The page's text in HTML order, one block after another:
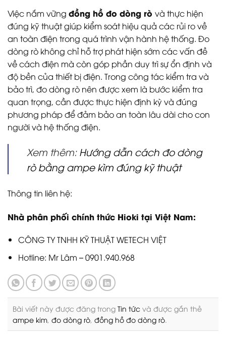
Việc nắm vững đồng hồ đo dòng rò và thực hiện
đúng kỹ thuật giúp kiểm soát hiệu quả các rủi ro về
an toàn điện trong quá trình vận hành hệ thống. Đo
dòng rò không chỉ hỗ trợ phát hiện sớm các vấn đề
về cách điện mà còn góp phần duy trì sự ổn định và
độ bền của thiết bị điện. Trong công tác kiểm tra và
bảo trì, đo dòng rò nên được xem là bước kiểm tra
quan trọng, cần được thực hiện định kỳ và đúng
phương pháp để đảm bảo an toàn lâu dài cho con
người và hệ thống điện.
Xem thêm: Hướng dẫn cách đo dòng
rò bằng ampe kìm đúng kỹ thuật
Thông tin liên hệ:
Nhà phân phối chính thức Hioki tại Việt Nam:
CÔNG TY TNHH KỸ THUẬT WETECH VIỆT
Hotline: Mr Lâm – 0901.940.968
Bài viết này được đăng trong Tin tức và được gắn thẻ
ampe kim, đo dòng rò, đồng hồ đo dòng rò.